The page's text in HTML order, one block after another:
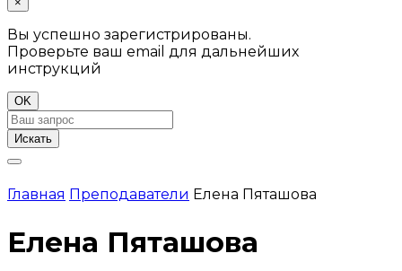
Вы успешно зарегистрированы.
Проверьте ваш email для дальнейших
инструкций
OK
Искать
Главная Преподаватели Елена Пяташова
Елена Пяташова